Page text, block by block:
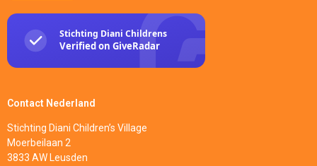
Contact Nederland
Stichting Diani Children’s Village
Moerbeilaan 2
3833 AW Leusden